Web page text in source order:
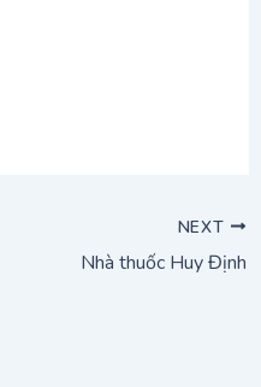
NEXT
Nhà thuốc Huy Định